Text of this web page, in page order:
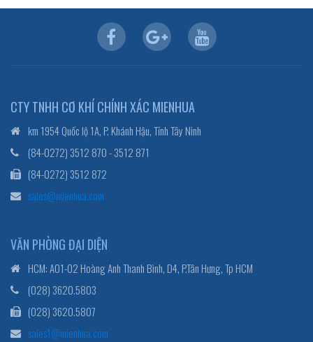
CTY TNHH CƠ KHÍ CHÍNH XÁC MIENHUA
km 1954 Quốc lộ 1A, P. Khánh Hậu, Tỉnh Tây Ninh
(84-0272) 3512 870 - 3512 871
(84-0272) 3512 872
sales@mienhua.com
VĂN PHÒNG ĐẠI DIỆN
HCM: A01-02 Hoàng Anh Thanh Bình, D4, P.Tân Hưng, Tp HCM
(028) 3620.5803
(028) 3620.5807
sales1@mienhua.com